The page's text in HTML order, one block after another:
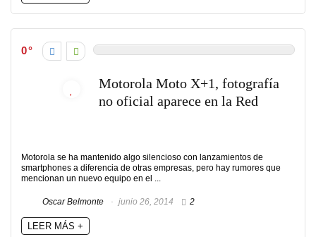
0
Motorola Moto X+1, fotografía
no oficial aparece en la Red
Motorola se ha mantenido algo silencioso con lanzamientos de
smartphones a diferencia de otras empresas, pero hay rumores que
mencionan un nuevo equipo en el ...
Oscar Belmonte junio 26, 2014 2
LEER MÁS +